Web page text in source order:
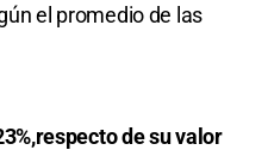
el promedio de las
de su valor